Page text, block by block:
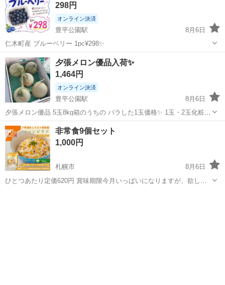
298円
オンライン決済
豊平公園駅
8月6日
仁木町産 ブルーベリー 1pc¥298✨
北海道 札幌市 豊平公園駅 食品
夕張メロン優品入荷✨
1,464円
オンライン決済
豊平公園駅
8月6日
夕張メロン優品 5玉8kg箱のうちの バラした1玉価格✨ 1玉・2玉化粧箱
¥300にて別途お付け出来ます お中元やお盆の御使い物・即日発送、全
国発送承ってますご相談ください✨
北海道 札幌市 豊平公園駅
非常食9個セット
1,000円
札幌市
8月6日
ひとつあたり定価620円 賞味期限今月いっぱいになりますが、欲しい